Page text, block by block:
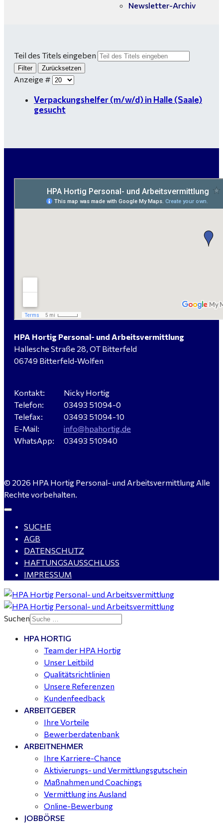
Newsletter-Archiv
Teil des Titels eingeben
Filter Zurücksetzen
Anzeige #
Verpackungshelfer (m/w/d) in Halle (Saale)
gesucht
HPA Hortig Personal- und Arbeitsvermittlung
Hallesche Straße 28, OT Bitterfeld
06749 Bitterfeld-Wolfen
Kontakt:
Telefon:
Telefax:
E-Mail:
WhatsApp:
Nicky Hortig
03493 51094-0
03493 51094-10
info@hpahortig.de
03493 510940
© 2026 HPA Hortig Personal- und Arbeitsvermittlung Alle
Rechte vorbehalten.
SUCHE
AGB
DATENSCHUTZ
HAFTUNGSAUSSCHLUSS
IMPRESSUM
Suchen
HPA HORTIG
Team der HPA Hortig
Unser Leitbild
Qualitätsrichtlinien
Unsere Referenzen
Kundenfeedback
ARBEITGEBER
Ihre Vorteile
Bewerberdatenbank
ARBEITNEHMER
Ihre Karriere-Chance
Aktivierungs- und Vermittlungsgutschein
Maßnahmen und Coachings
Vermittlung ins Ausland
Online-Bewerbung
JOBBÖRSE